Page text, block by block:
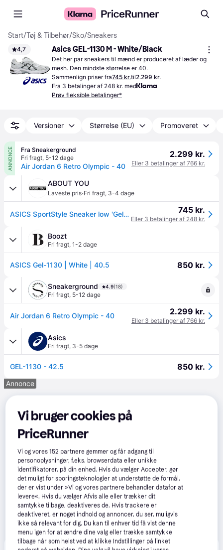
Start/Tøj & Tilbehør/Sko/Sneakers
4,7 Asics GEL-1130 M - White/Black
Det her par sneakers til mænd er produceret af læder og
mesh. Den mindste størrelse er 40.
Sammenlign priser fra745 kr.til2.299 kr.
Fra 3 betalinger af 248 kr. med
Prøv fleksible betalinger*
Versioner Størrelse (EU) Promoveret
ANNONCE
Fra Sneakerground
Fri fragt, 5-12 dage
Air Jordan 6 Retro Olympic - 40
2.299 kr.
Eller 3 betalinger af 766 kr.
ABOUT YOU
Laveste pris·Fri fragt, 3-4 dage
ASICS SportStyle Sneaker low 'Gel-1130' lyseblå / lysegrå / sort / hvid 745 kr.
Eller 3 betalinger af 248 kr.
Boozt
Fri fragt, 1-2 dage
ASICS Gel-1130 | White | 40.5 850 kr.
Sneakerground 4.9(18)
Fri fragt, 5-12 dage
Air Jordan 6 Retro Olympic - 40 2.299 kr.
Eller 3 betalinger af 766 kr.
Asics
Fri fragt, 3-5 dage
GEL-1130 - 42.5 850 kr.
Annonce
NordicSneakers 5.0(14)
Vi bruger cookies på
PriceRunner
Vi og vores152 partnere gemmer og får adgang til
personoplysninger, f.eks. browserdata eller unikke
identifikatorer, på din enhed. Hvis du vælger Accepter, gør
det muligt for sporingsteknologier at understøtte de formål,
der er vist under »Vi og vores partnere behandler datafor at
levere«. Hvis du vælger Afvis alle eller trækker dit
samtykke tilbage, deaktiveres de. Hvis trackere er
deaktiveret, er noget indhold og annoncer, du ser, muligvis
ikke så relevant for dig. Du kan til enhver tid få vist denne
menu igen for at ændre dine valg eller trække samtykke
tilbage når som helst ved at klikke Indstillinger på linket